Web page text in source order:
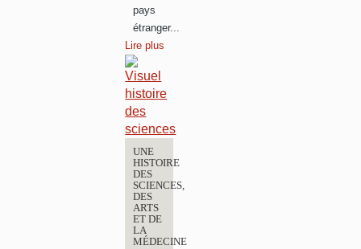
pays
étranger...
Lire plus
UNE
HISTOIRE
DES
SCIENCES,
DES
ARTS
ET DE
LA
MÉDECINE